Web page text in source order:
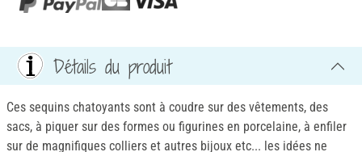
Détails du produit
Ces sequins chatoyants sont à coudre sur des vêtements, des
sacs, à piquer sur des formes ou figurines en porcelaine, à enfiler
sur de magnifiques colliers et autres bijoux etc... les idées ne